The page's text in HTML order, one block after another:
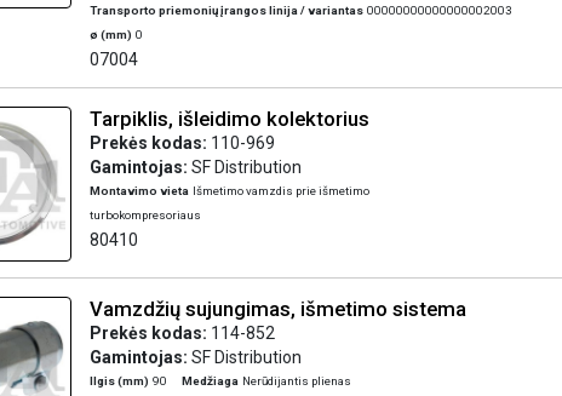
Transporto priemonių įrangos linija / variantas 00000000000000002003
ø (mm) 0
07004
Tarpiklis, išleidimo kolektorius
Prekės kodas: 110-969
Gamintojas: SF Distribution
Montavimo vieta Išmetimo vamzdis prie išmetimo
turbokompresoriaus
80410
Vamzdžių sujungimas, išmetimo sistema
Prekės kodas: 114-852
Gamintojas: SF Distribution
Ilgis (mm) 90 Medžiaga Nerūdijantis plienas